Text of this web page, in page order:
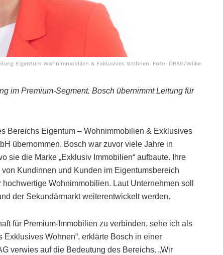
Eigentum Wohnimmobilien & Exklusives Wohnen. Foto: ÖRAG/Wilke
im Premium-Segment. Bosch übernimmt Leitung für
Bereichs Eigentum – Wohnimmobilien & Exklusives
übernommen. Bosch war zuvor viele Jahre in
sie die Marke „Exklusiv Immobilien“ aufbaute. Ihre
Kundinnen und Kunden im Eigentumsbereich
Wohnimmobilien. Laut Unternehmen soll
der Sekundärmarkt weiterentwickelt werden.
für Premium-Immobilien zu verbinden, sehe ich als
Wohnen“, erklärte Bosch in einer
verwies auf die Bedeutung des Bereichs. „Wir